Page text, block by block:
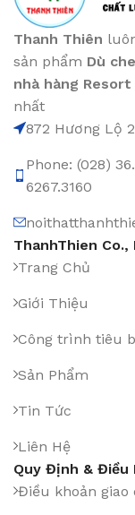
Thanh Thiên
sản phẩm Dù
nhà hàng Resort
nhất
872 Hương Lộ
Phone: (028)
6267.3160
ThanhThien
Trang Chủ
Giới Thiệu
Công trình tiêu
Sản Phẩm
Tin Tức
Liên Hệ
Quy Định & Điều
Điều khoản giao